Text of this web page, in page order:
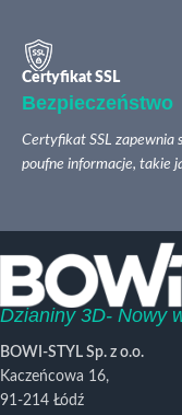
Certyfikat SSL
Bezpieczeństwo
Certyfikat SSL zapewnia
poufne informacje, takie
Dzianiny 3D- Nowy
BOWI-STYL Sp. z o.o.
Kaczeńcowa 16,
91-214 Łódź